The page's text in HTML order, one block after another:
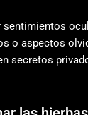
sentimientos
o aspectos
secretos